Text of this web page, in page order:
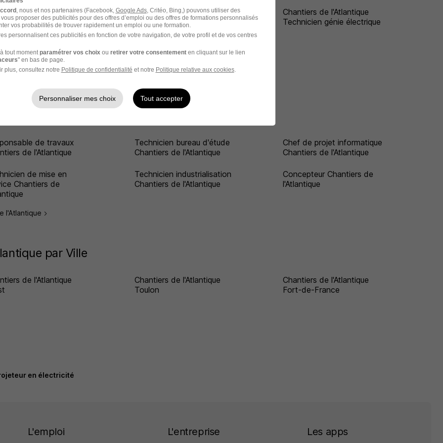
de l'Atlantique
en génie
Chantiers de l'Atlantique
Technicien conception
mécanique
Chantiers de l'Atlantique
Technicien génie électrique
de l'Atlantique
amélioration
par Métier
de travaux
de l'Atlantique
Technicien bureau d'étude
Chantiers de l'Atlantique
Chef de projet informatique
Chantiers de l'Atlantique
de mise en
Chantiers de
Technicien industrialisation
Chantiers de l'Atlantique
Concepteur Chantiers de
l'Atlantique
l'Atlantique
par Ville
de l'Atlantique
Chantiers de l'Atlantique
Toulon
Chantiers de l'Atlantique
Fort-de-France
en électricité
L'emploi L'entreprise Les apps
, nous et nos partenaires (Facebook, Google Ads, Critéo, Bing,) pouvons utiliser des
proposer des publicités pour des offres d’emploi ou des offres de formations personnalisés
vos probabilités de trouver rapidement un emploi ou une formation.
personnalisent ces publicités en fonction de votre navigation, de votre profil et de vos centres
tout momentparamétrer vos choixou retirer votre consentementen cliquant sur le lien
" en bas de page.
plus, consultez notre Politique de confidentialité et notre Politique relative aux cookies.
Personnaliser mes choix Tout accepter